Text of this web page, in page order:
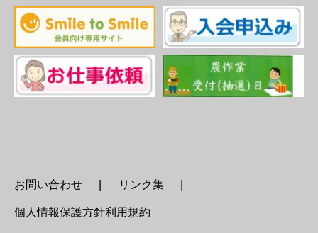
お問い合わせ リンク集
個人情報保護方針利用規約